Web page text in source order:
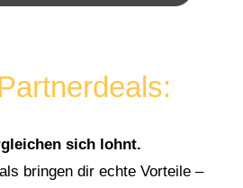
sich lohnt.
bringen dir echte Vorteile –